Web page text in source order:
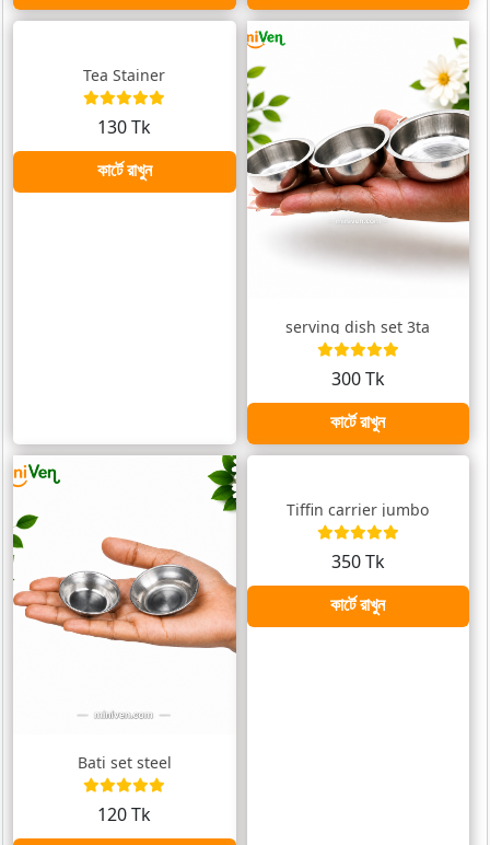
Tea Stainer
130 Tk
কার্টে রাখুন
serving dish set 3ta
300 Tk
কার্টে রাখুন
Bati set steel
120 Tk
Tiffin carrier jumbo
350 Tk
কার্টে রাখুন